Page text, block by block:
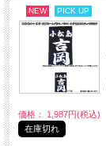
NEW PICK UP
価格： 1,987円(税込)
在庫切れ